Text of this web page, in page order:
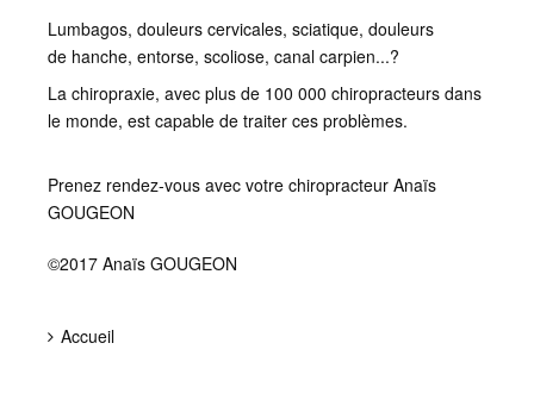
Lumbagos, douleurs cervicales, sciatique, douleurs
de hanche, entorse, scoliose, canal carpien...?
La chiropraxie, avec plus de 100 000 chiropracteurs dans
le monde, est capable de traiter ces problèmes.
Prenez rendez-vous avec votre chiropracteur Anaïs
GOUGEON
©2017 Anaïs GOUGEON
Accueil